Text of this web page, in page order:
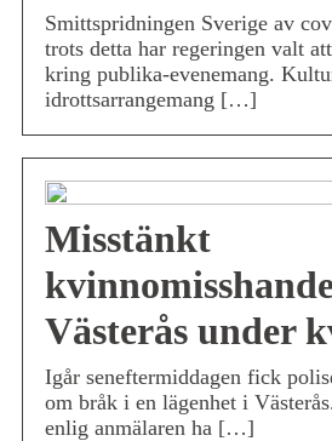
Smittspridningen Sverige av
trots detta har regeringen valt
kring publika-evenemang.
idrottsarrangemang […]
Misstänkt
Västerås under
Igår seneftermiddagen fick
om bråk i en lägenhet i
enlig anmälaren ha […]